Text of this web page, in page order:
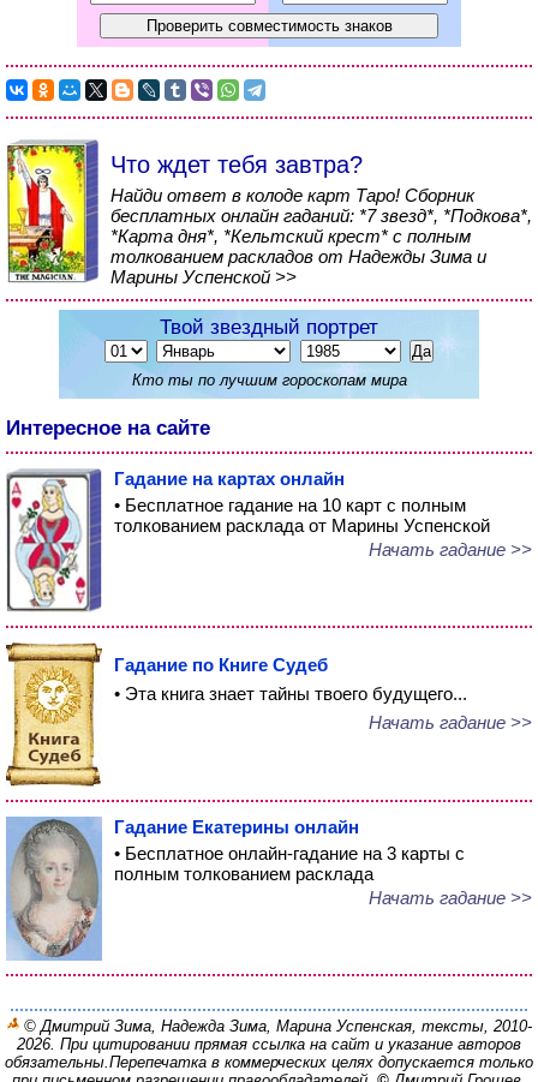
Что ждет тебя завтра?
Найди ответ в колоде карт Таро! Сборник
бесплатных онлайн гаданий: *7 звезд*, *Подкова*,
*Карта дня*, *Кельтский крест* с полным
толкованием раскладов от Надежды Зима и
Марины Успенской >>
Твой звездный портрет
Кто ты по лучшим гороскопам мира
Интересное на сайте
Гадание на картах онлайн
• Бесплатное гадание на 10 карт с полным
толкованием расклада от Марины Успенской
Начать гадание >>
Гадание по Книге Судеб
• Эта книга знает тайны твоего будущего...
Начать гадание >>
Гадание Екатерины онлайн
• Бесплатное онлайн-гадание на 3 карты с
полным толкованием расклада
Начать гадание >>
© Дмитрий Зима, Надежда Зима, Марина Успенская, тексты, 2010-
2026. При цитировании прямая ссылка на сайт и указание авторов
обязательны.Перепечатка в коммерческих целях допускается только